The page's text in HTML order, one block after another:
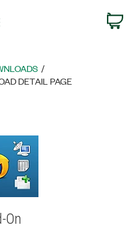
DETAIL PAGE
On